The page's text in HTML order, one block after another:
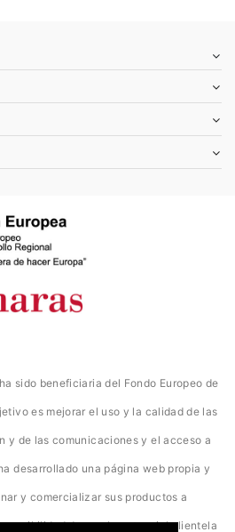
sido beneficiaria del Fondo Europeo de
es mejorar el uso y la calidad de las
y de las comunicaciones y el acceso a
desarrollado una página web propia y
y comercializar sus productos a
posibilidad de que la potencial clientela